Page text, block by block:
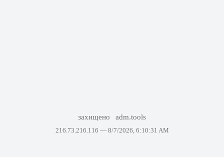
захищено adm.tools
216.73.216.116 — 8/7/2026, 6:10:31 AM